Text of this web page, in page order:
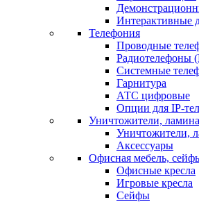
Интерактивные
Телефония
Проводные
Радиотелефоны
Системные
Гарнитура
АТС цифровые
Опции для IP-
Уничтожители,
Уничтожители,
Аксессуары
Офисная мебель,
Офисные кресла
Игровые кресла
Сейфы